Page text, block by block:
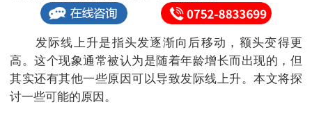
发际线上升是指头发逐渐向后移动，额头变得更
高。这个现象通常被认为是随着年龄增长而出现的，但
其实还有其他一些原因可以导致发际线上升。本文将探
讨一些可能的原因。